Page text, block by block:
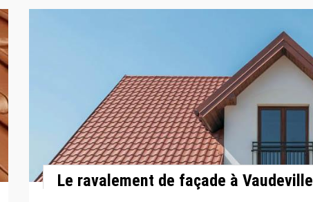
Le ravalement de façade à Vaudeville